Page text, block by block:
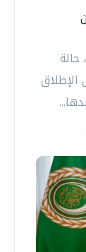
حالة
الإطلاق